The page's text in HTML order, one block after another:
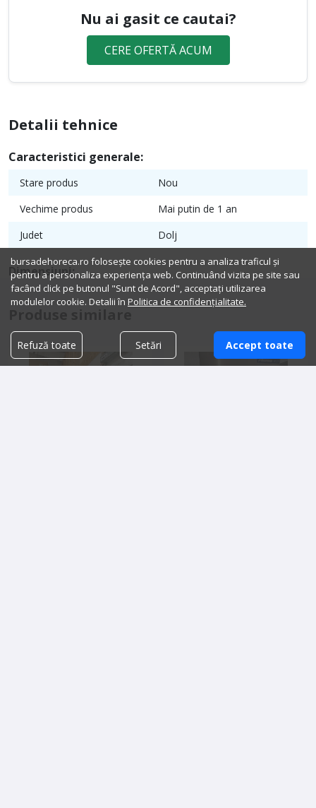
Nu ai gasit ce cautai?
CERE OFERTĂ ACUM
Detalii tehnice
Caracteristici generale:
Stare produs
Nou
Vechime produs
Mai putin de 1 an
Judet
Dolj
Dimensiuni:
bursadehoreca.ro folosește cookies pentru a analiza traficul și
pentru a personaliza experiența web. Continuând vizita pe site sau
facând click pe butonul "Sunt de Acord", acceptați utilizarea
modulelor cookie. Detalii în Politica de confidențialitate.
Refuză toate Setări Accept toate